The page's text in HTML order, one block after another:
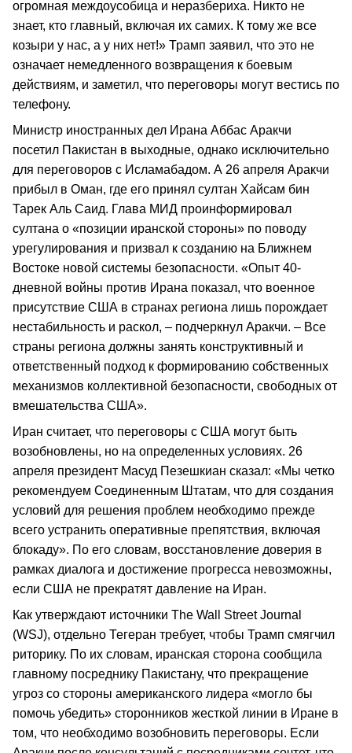
огромная междоусобица и неразбериха. Никто не
знает, кто главный, включая их самих. К тому же все
козыри у нас, а у них нет!» Трамп заявил, что это не
означает немедленного возвращения к боевым
действиям, и заметил, что переговоры могут вестись по
телефону.
Министр иностранных дел Ирана Аббас Аракчи
посетил Пакистан в выходные, однако исключительно
для переговоров с Исламабадом. А 26 апреля Аракчи
прибыл в Оман, где его принял султан Хайсам бин
Тарек Аль Саид. Глава МИД проинформировал
султана о «позиции иранской стороны» по поводу
урегулирования и призвал к созданию на Ближнем
Востоке новой системы безопасности. «Опыт 40-
дневной войны против Ирана показал, что военное
присутствие США в странах региона лишь порождает
нестабильность и раскол, – подчеркнул Аракчи. – Все
страны региона должны занять конструктивный и
ответственный подход к формированию собственных
механизмов коллективной безопасности, свободных от
вмешательства США».
Иран считает, что переговоры с США могут быть
возобновлены, но на определенных условиях. 26
апреля президент Масуд Пезешкиан сказал: «Мы четко
рекомендуем Соединенным Штатам, что для создания
условий для решения проблем необходимо прежде
всего устранить оперативные препятствия, включая
блокаду». По его словам, восстановление доверия в
рамках диалога и достижение прогресса невозможны,
если США не прекратят давление на Иран.
Как утверждают источники The Wall Street Journal
(WSJ), отдельно Тегеран требует, чтобы Трамп смягчил
риторику. По их словам, иранская сторона сообщила
главному посреднику Пакистану, что прекращение
угроз со стороны американского лидера «могло бы
помочь убедить» сторонников жесткой линии в Иране в
том, что необходимо возобновить переговоры. Если